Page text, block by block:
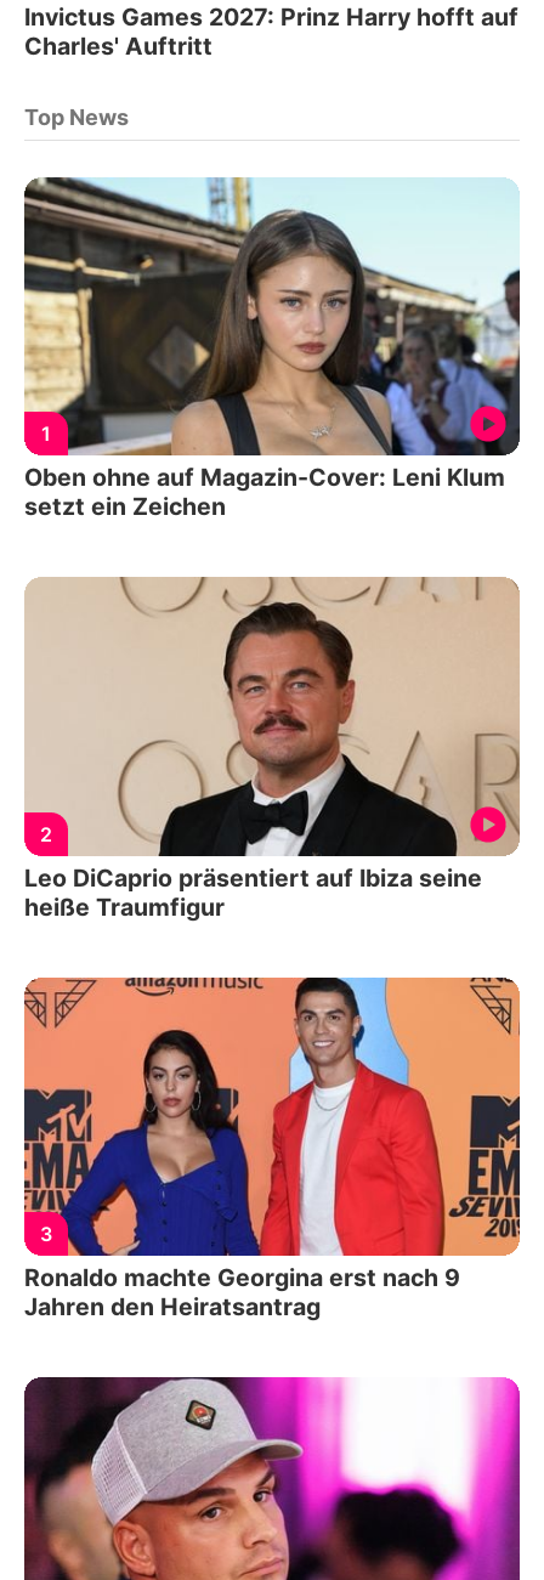
Invictus Games 2027: Prinz Harry hofft auf
Charles' Auftritt
Top News
1
Oben ohne auf Magazin-Cover: Leni Klum
setzt ein Zeichen
2
Leo DiCaprio präsentiert auf Ibiza seine
heiße Traumfigur
3
Ronaldo machte Georgina erst nach 9
Jahren den Heiratsantrag